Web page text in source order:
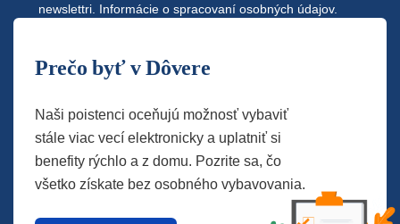
newslettri. Informácie o spracovaní osobných údajov.
Prečo byť v Dôvere
Naši poistenci oceňujú možnosť vybaviť
stále viac vecí elektronicky a uplatniť si
benefity rýchlo a z domu. Pozrite sa, čo
všetko získate bez osobného vybavovania.